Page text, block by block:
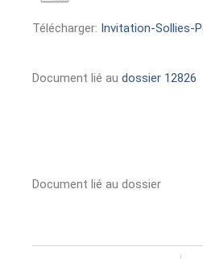
Télécharger: Invitation-Sollies-
Document lié au dossier 12826
Document lié au dossier